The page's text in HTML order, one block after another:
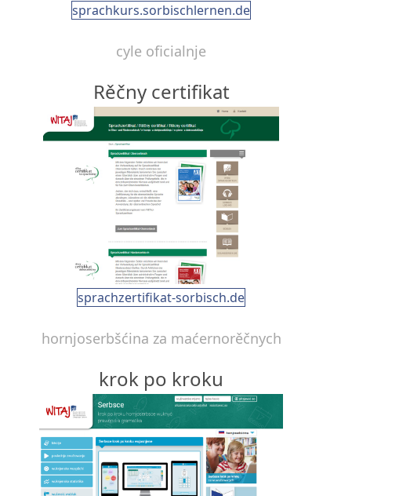
sprachkurs.sorbischlernen.de
cyle oficialnje
Rěčny certifikat
sprachzertifikat-sorbisch.de
hornjoserbšćina za maćernorěčnych
krok po kroku